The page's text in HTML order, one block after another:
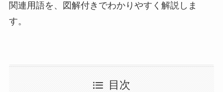
関連用語を、図解付きでわかりやすく解説しま
す。
目次